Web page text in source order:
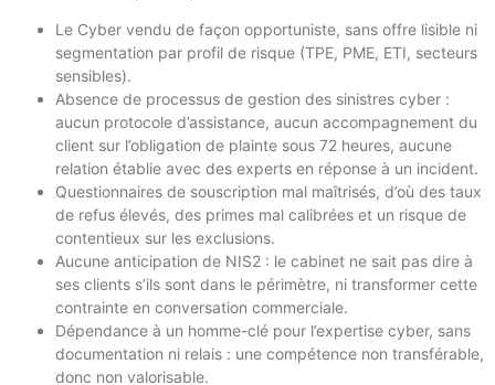
Le Cyber vendu de façon opportuniste, sans offre lisible ni
segmentation par profil de risque (TPE, PME, ETI, secteurs
sensibles).
Absence de processus de gestion des sinistres cyber :
aucun protocole d’assistance, aucun accompagnement du
client sur l’obligation de plainte sous 72 heures, aucune
relation établie avec des experts en réponse à un incident.
Questionnaires de souscription mal maîtrisés, d’où des taux
de refus élevés, des primes mal calibrées et un risque de
contentieux sur les exclusions.
Aucune anticipation de NIS2 : le cabinet ne sait pas dire à
ses clients s’ils sont dans le périmètre, ni transformer cette
contrainte en conversation commerciale.
Dépendance à un homme-clé pour l’expertise cyber, sans
documentation ni relais : une compétence non transférable,
donc non valorisable.